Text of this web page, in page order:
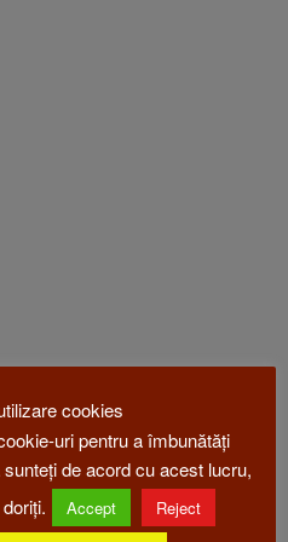
clienților
cookies
uri pentru a îmbunătăți
de acord cu acest lucru,
Accept
Reject